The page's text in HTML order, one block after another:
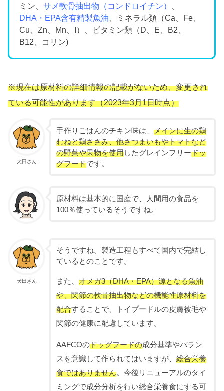
ミン、サメ軟骨抽出物（コンドロイチン）
DHA・EPA含有精製魚油 、ミネラル類（Ca、Fe、
Cu、Zn、Mn、I）、ビタミン類（D、E、B2、
B12、コリン)
※現在は原材料の詳細情報の記載がないため、変更され
ている可能性があります（2023年3月1日時点）
犬田さん
手作りごはんのチキン味は、 メインに生の鶏
むねと鶏ささみ、他さつまいもやトマトなど
の野菜や果物を使用したグレインフリードッ
グフードです。
原材料は基本的に国産で、人間用の食品を
100％使っているそうですね。
犬田さん
そうですね。製造工程もすべて国内で完結し
ているとのことです。
また、 オメガ3（DHA・EPA）源となる魚油
や、関節の軟骨抽出物などの機能性原材料を
配合することで、トイプードルの皮膚被毛や
関節の健康に配慮しています。
AAFCOのドッグフードの成分基準やバラン
スを意識して作られてはいますが、 総合栄養
食ではありません。今後リニューアルのタイ
ミングで成分分析を行い総合栄養食にする可